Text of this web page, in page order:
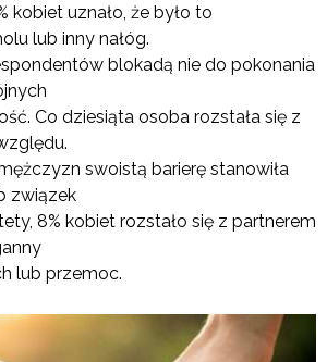
kobiet uznało, że było to
lub inny nałóg.
blokadą nie do pokonania
Co dziesiąta osoba rozstała się z
swoistą barierę stanowiła
związek
8% kobiet rozstało się z partnerem
lub przemoc.